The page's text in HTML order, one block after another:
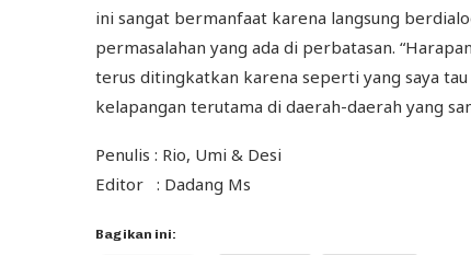
ini sangat bermanfaat karena langsung
permasalahan yang ada di perbatasan.
terus ditingkatkan karena seperti yang saya
kelapangan terutama di daerah-daerah yang
Penulis : Rio, Umi & Desi
Editor : Dadang Ms
Bagikan ini: